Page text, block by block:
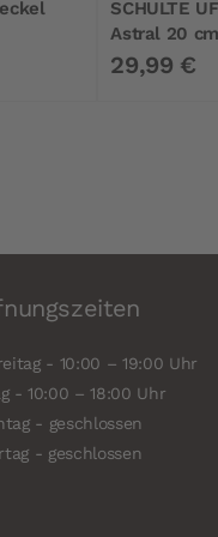
SCHULTE
Astral 20 cm
29,99 €
- 10:00 – 19:00 Uhr
- 10:00 – 18:00 Uhr
- geschlossen
- geschlossen